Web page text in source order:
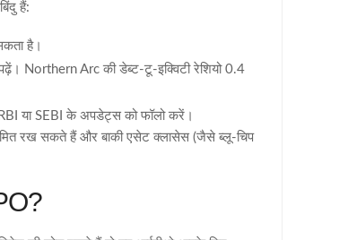
हैं:
है।
Northern Arc की डेब्ट‑टू‑इक्विटी रेशियो 0.4
RBI या SEBI के अपडेट्स को फॉलो करें।
रख सकते हैं और बाकी एसेट क्लासेस (जैसे ब्लू‑चिप